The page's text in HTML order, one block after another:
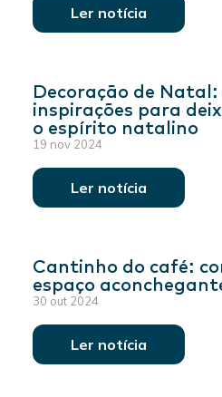
Ler notícia
Decoração de Natal:
inspirações para
o espírito natalino
19 nov 2024
Ler notícia
Cantinho do café:
espaço
30 out 2024
Ler notícia